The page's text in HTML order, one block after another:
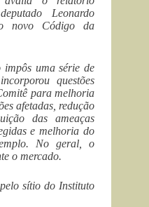
Leonardo
novo Código da
uma série de
questões
para melhoria
afetadas, redução
das ameaças
e melhoria do
No geral, o
o mercado.
sítio do Instituto